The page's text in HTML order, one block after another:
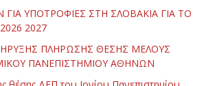
ΥΠΟΤΡΟΦΙΕΣ ΣΤΗ ΣΛΟΒΑΚΙΑ ΓΙΑ ΤΟ
2027
ΠΛΗΡΩΣΗΣ ΘΕΣΗΣ ΜΕΛΟΥΣ
ΠΑΝΕΠΙΣΤΗΜΙΟΥ ΑΘΗΝΩΝ